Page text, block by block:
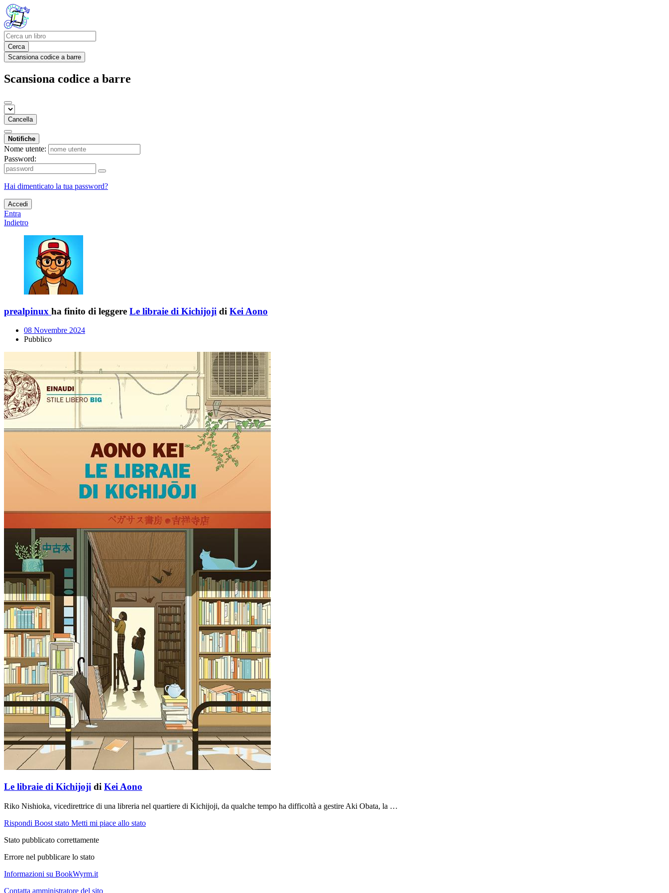
Cerca
Scansiona codice a barre
Scansiona codice a barre
Cancella
Notifiche
Nome utente:
Password:
Hai dimenticato la tua password?
Accedi
Entra
Indietro
prealpinux ha finito di leggere Le libraie di Kichijoji di Kei Aono
08 Novembre 2024
Pubblico
Le libraie di Kichijoji di Kei Aono
Riko Nishioka, vicedirettrice di una libreria nel quartiere di Kichijoji, da qualche tempo ha difficoltà a gestire Aki Obata, la …
Rispondi Boost stato Metti mi piace allo stato
Stato pubblicato correttamente
Errore nel pubblicare lo stato
Informazioni su BookWyrm.it
Contatta amministratore del sito